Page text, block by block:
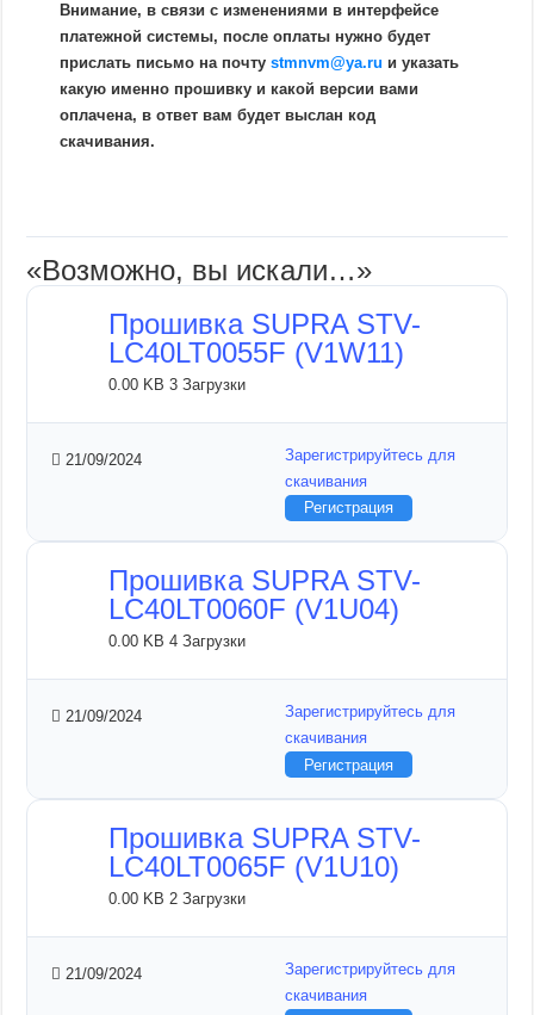
Внимание, в связи с изменениями в интерфейсе
платежной системы, после оплаты нужно будет
прислать письмо на почтуstmnvm@ya.ru и указать
какую именно прошивку и какой версии вами
оплачена, в ответ вам будет выслан код
скачивания.
«Возможно, вы искали…»
Прошивка SUPRA STV-
LC40LT0055F (V1W11)
0.00 KB3 Загрузки
21/09/2024
Зарегистрируйтесь для
скачивания
Регистрация
Прошивка SUPRA STV-
LC40LT0060F (V1U04)
0.00 KB4 Загрузки
21/09/2024
Зарегистрируйтесь для
скачивания
Регистрация
Прошивка SUPRA STV-
LC40LT0065F (V1U10)
0.00 KB 2 Загрузки
21/09/2024
Зарегистрируйтесь для
скачивания